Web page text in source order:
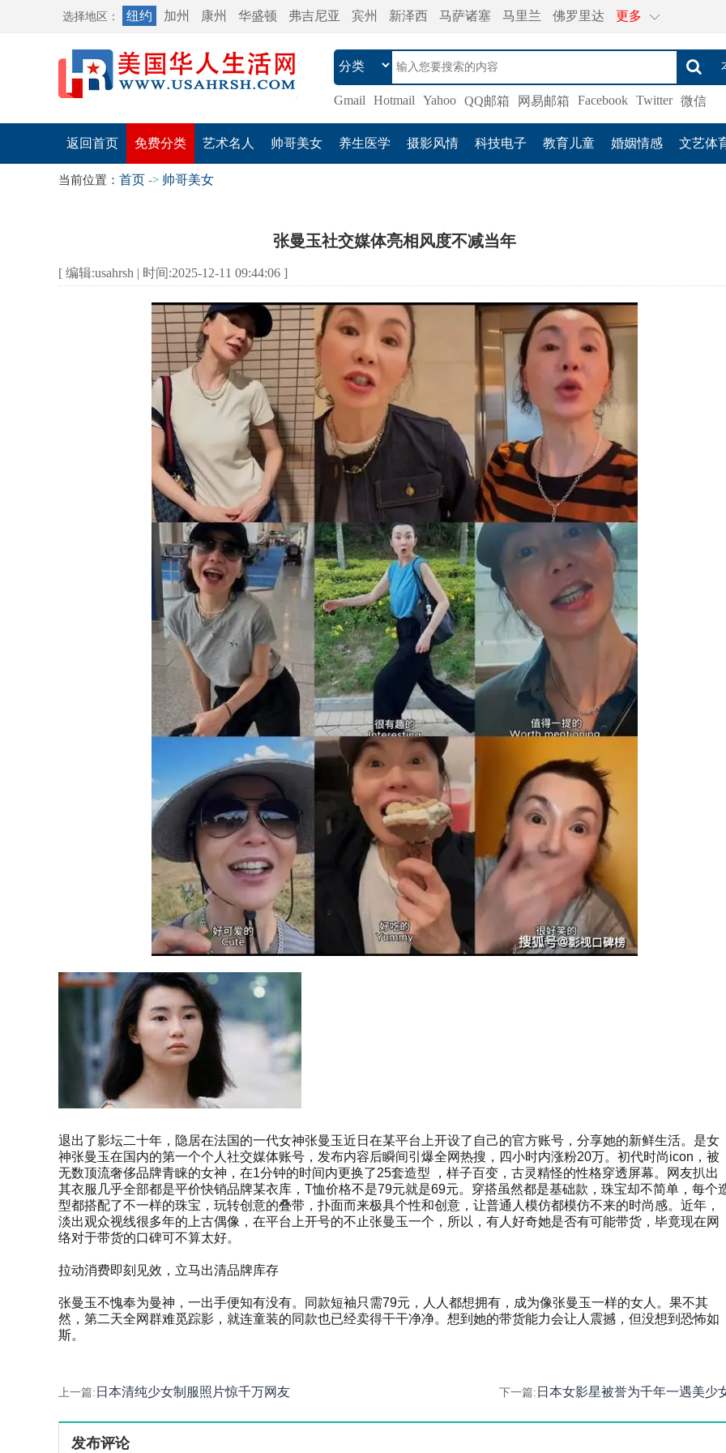
选择地区： 纽约 加州 康州 华盛顿 弗吉尼亚 宾州 新泽西 马萨诸塞 马里兰 佛罗里达 更多
Gmail Hotmail Yahoo QQ邮箱 网易邮箱 Facebook Twitter 微信
返回首页 免费分类 艺术名人 帅哥美女 养生医学 摄影风情 科技电子 教育儿童 婚姻情感 文艺体
当前位置： 首页 -> 帅哥美女
张曼玉社交媒体亮相风度不减当年
[ 编辑:usahrsh | 时间:2025-12-11 09:44:06 ]
退出了影坛二十年，隐居在法国的一代女神张曼玉近日在某平台上开设了自己的官方账号，分享她的新鲜生活。 是女
神张曼玉在国内的第一个个人社交媒体账号，发布内容后瞬间引爆全网热搜，四小时内涨粉20万。初代时尚icon，被
无数顶流奢侈品牌青睐的女神，在1分钟的时间内更换了25套造型 ，样子百变，古灵精怪的性格穿透屏幕。网友扒出
其衣服几乎全部都是平价快销品牌某衣库，T恤价格不是79元就是69元。穿搭虽然都是基础款，珠宝却不简单，每个
型都搭配了不一样的珠宝，玩转创意的叠带，扑面而来极具个性和创意，让普通人模仿都模仿不来的时尚感。近年，
淡出观众视线很多年的上古偶像，在平台上开号的不止张曼玉一个，所以，有人好奇她是否有可能带货，毕竟现在网
络对于带货的口碑可不算太好。
拉动消费即刻见效，立马出清品牌库存
张曼玉不愧奉为曼神，一出手便知有没有。同款短袖只需79元，人人都想拥有，成为像张曼玉一样的女人。果不其
然，第二天全网群难觅踪影，就连童装的同款也已经卖得干干净净。想到她的带货能力会让人震撼，但没想到恐怖如
斯。
上一篇: 日本清纯少女制服照片惊千万网友 下一篇: 日本女影星被誉为千年一遇美少
发布评论